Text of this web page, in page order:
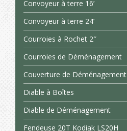
Convoyeur à terre 16’
Convoyeur à terre 24’
Courroies à Rochet 2″
Courroies de Déménagement
Couverture de Déménagement
Diable à Boîtes
Diable de Déménagement
Fendeuse 20T Kodiak LS20H